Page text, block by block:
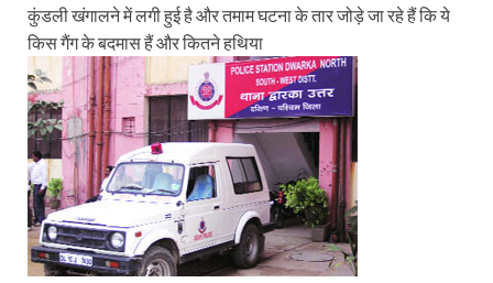
कुंडली खंगालने में लगी हुई है और तमाम घटना के तार जोड़े जा रहे हैं कि ये
किस गैंग के बदमास हैं और कितने हथिया